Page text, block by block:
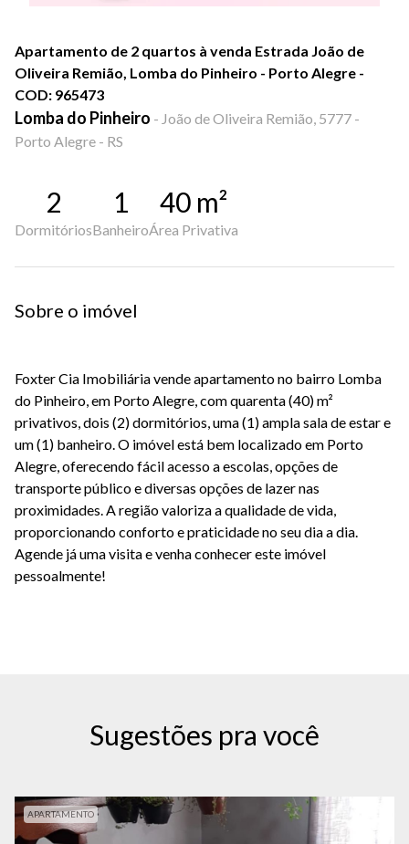
Apartamento de 2 quartos à venda Estrada João de
Oliveira Remião, Lomba do Pinheiro - Porto Alegre -
COD: 965473
Lomba do Pinheiro - João de Oliveira Remião, 5777 -
Porto Alegre - RS
2
Dormitórios
1
Banheiro
40 m²
Área Privativa
Sobre o imóvel
Foxter Cia Imobiliária vende apartamento no bairro Lomba
do Pinheiro, em Porto Alegre, com quarenta (40) m²
privativos, dois (2) dormitórios, uma (1) ampla sala de estar e
um (1) banheiro. O imóvel está bem localizado em Porto
Alegre, oferecendo fácil acesso a escolas, opções de
transporte público e diversas opções de lazer nas
proximidades. A região valoriza a qualidade de vida,
proporcionando conforto e praticidade no seu dia a dia.
Agende já uma visita e venha conhecer este imóvel
pessoalmente!
Sugestões pra você
APARTAMENTO